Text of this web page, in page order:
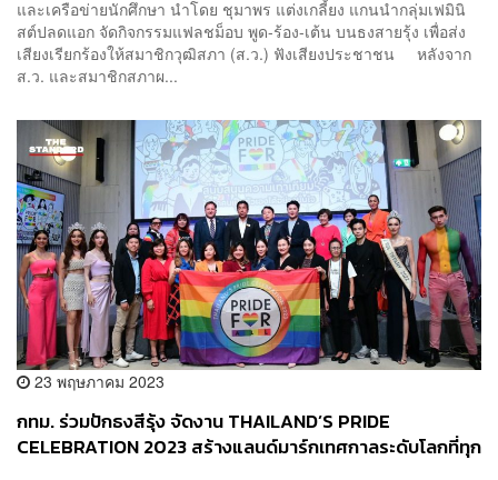
และเครือข่ายนักศึกษา นำโดย ชุมาพร แต่งเกลี้ยง แกนนำกลุ่มเฟมินิ
สต์ปลดแอก จัดกิจกรรมแฟลชม็อบ พูด-ร้อง-เต้น บนธงสายรุ้ง เพื่อส่ง
เสียงเรียกร้องให้สมาชิกวุฒิสภา (ส.ว.) ฟังเสียงประชาชน หลังจาก
ส.ว. และสมาชิกสภาผ...
23 พฤษภาคม 2023
กทม. ร่วมปักธงสีรุ้ง จัดงาน THAILAND’S PRIDE
CELEBRATION 2023 สร้างแลนด์มาร์กเทศกาลระดับโลกที่ทุก